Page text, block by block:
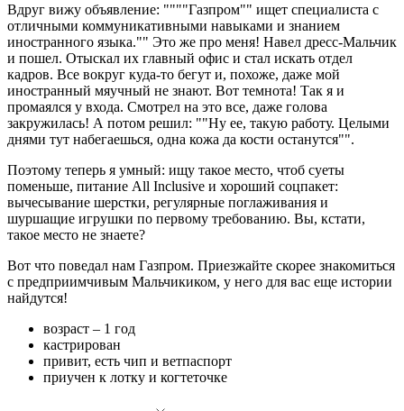
Вдруг вижу объявление: """"Газпром"" ищет специалиста с
отличными коммуникативными навыками и знанием
иностранного языка."" Это же про меня! Навел дресс-Мальчик
и пошел. Отыскал их главный офис и стал искать отдел
кадров. Все вокруг куда-то бегут и, похоже, даже мой
иностранный мяучный не знают. Вот темнота! Так я и
промаялся у входа. Смотрел на это все, даже голова
закружилась! А потом решил: ""Ну ее, такую работу. Целыми
днями тут набегаешься, одна кожа да кости останутся"".
Поэтому теперь я умный: ищу такое место, чтоб суеты
поменьше, питание All Inclusive и хороший соцпакет:
вычесывание шерстки, регулярные поглаживания и
шуршащие игрушки по первому требованию. Вы, кстати,
такое место не знаете?
Вот что поведал нам Газпром. Приезжайте скорее знакомиться
с предприимчивым Мальчикиком, у него для вас еще истории
найдутся!
возраст – 1 год
кастрирован
привит, есть чип и ветпаспорт
приучен к лотку и когтеточке